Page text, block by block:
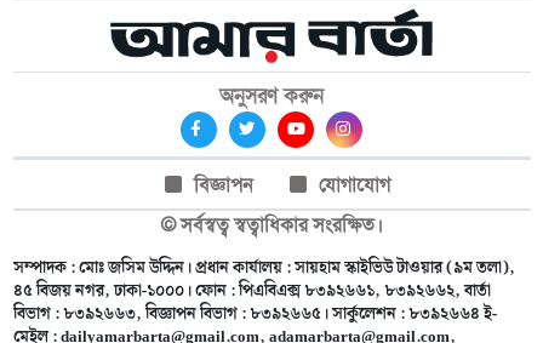
অনুসরণ করুন
বিজ্ঞাপন
যোগাযোগ
© সর্বস্বত্ব স্বত্বাধিকার সংরক্ষিত।
সম্পাদক : মোঃ জসিম উদ্দিন। প্রধান কার্যালয় : সায়হাম স্কাইভিউ টাওয়ার (৯ম তলা),
৪৫ বিজয় নগর, ঢাকা-১০০০। ফোন : পিএবিএক্স ৮৩৯২৬৬১, ৮৩৯২৬৬২, বার্তা
বিভাগ : ৮৩৯২৬৬৩, বিজ্ঞাপন বিভাগ : ৮৩৯২৬৬৫। সার্কুলেশন : ৮৩৯২৬৬৪ ই-
মেইল :dailyamarbarta@gmail.com,adamarbarta@gmail.com,